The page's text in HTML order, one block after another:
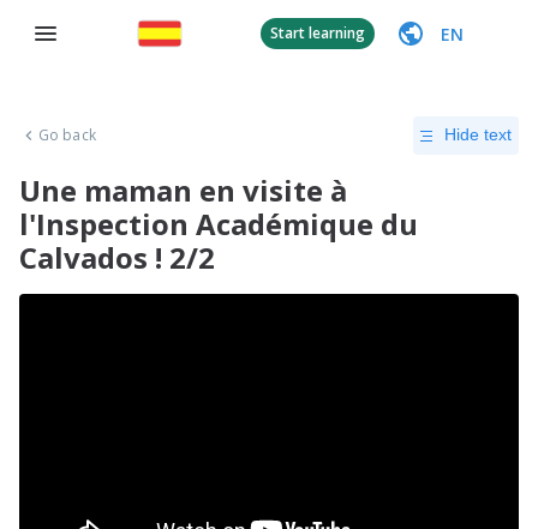
Start learning EN
Go back Hide text
Une maman en visite à
l'Inspection Académique du
Calvados ! 2/2